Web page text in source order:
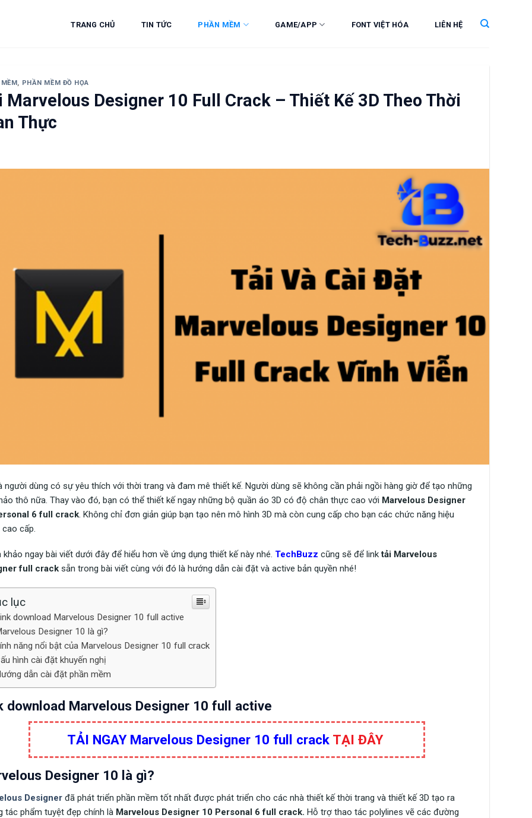
TRANG CHỦ TIN TỨC PHẦN MỀM GAME/APP FONT VIỆT HÓA LIÊN HỆ
, PHẦN MỀM ĐỒ HỌA
Marvelous Designer 10 Full Crack – Thiết Kế 3D Theo Thời
Thực
người dùng có sự yêu thích với thời trang và đam mê thiết kế. Người dùng sẽ không cần phải ngồi hàng giờ để tạo những
thô nữa. Thay vào đó, bạn có thể thiết kế ngay những bộ quần áo 3D có độ chân thực cao với Marvelous Designer
6 full crack . Không chỉ đơn giản giúp bạn tạo nên mô hình 3D mà còn cung cấp cho bạn các chức năng hiệu
cấp.
khảo ngay bài viết dưới đây để hiểu hơn về ứng dụng thiết kế này nhé. TechBuzz cũng sẽ để linktải Marvelous
full crack sẵn trong bài viết cùng với đó là hướng dẫn cài đặt và active bản quyền nhé!
lục
download Marvelous Designer 10 full active
Designer 10 là gì?
năng nổi bật của Marvelous Designer 10 full crack
hình cài đặt khuyến nghị
dẫn cài đặt phần mềm
download Marvelous Designer 10 full active
TẢI NGAY Marvelous Designer 10 full crack TẠI ĐÂY
Designer 10 là gì?
Designer đã phát triển phần mềm tốt nhất được phát triển cho các nhà thiết kế thời trang và thiết kế 3D tạo ra
tác phẩm tuyệt đẹp chính là Marvelous Designer 10 Personal 6 full crack. Hỗ trợ thao tác polylines vẽ các đường